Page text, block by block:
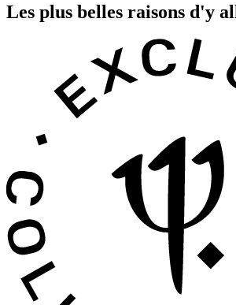
Les plus belles raisons d'y